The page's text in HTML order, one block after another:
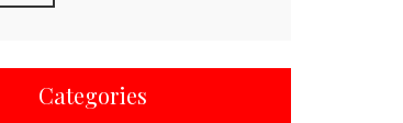
Categories